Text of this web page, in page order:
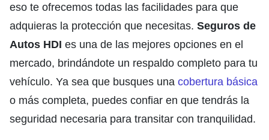
eso te ofrecemos todas las facilidades para que
adquieras la protección que necesitas. Seguros de
Autos HDI es una de las mejores opciones en el
mercado, brindándote un respaldo completo para tu
vehículo. Ya sea que busques una cobertura básica
o más completa, puedes confiar en que tendrás la
seguridad necesaria para transitar con tranquilidad.